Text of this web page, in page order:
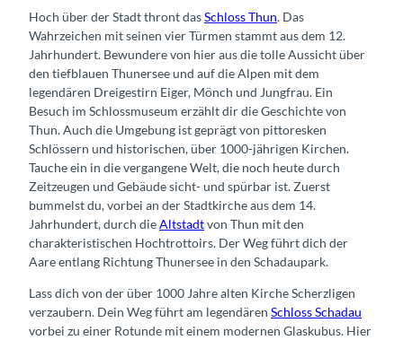
Hoch über der Stadt thront dasSchloss Thun. Das
Wahrzeichen mit seinen vier Türmen stammt aus dem 12.
Jahrhundert. Bewundere von hier aus die tolle Aussicht über
den tiefblauen Thunersee und auf die Alpen mit dem
legendären Dreigestirn Eiger, Mönch und Jungfrau. Ein
Besuch im Schlossmuseum erzählt dir die Geschichte von
Thun. Auch die Umgebung ist geprägt von pittoresken
Schlössern und historischen, über 1000-jährigen Kirchen.
Tauche ein in die vergangene Welt, die noch heute durch
Zeitzeugen und Gebäude sicht- und spürbar ist. Zuerst
bummelst du, vorbei an der Stadtkirche aus dem 14.
Jahrhundert, durch dieAltstadtvon Thun mit den
charakteristischen Hochtrottoirs. Der Weg führt dich der
Aare entlang Richtung Thunersee in den Schadaupark.
Lass dich von der über 1000 Jahre alten Kirche Scherzligen
verzaubern. Dein Weg führt am legendären Schloss Schadau
vorbei zu einer Rotunde mit einem modernen Glaskubus. Hier